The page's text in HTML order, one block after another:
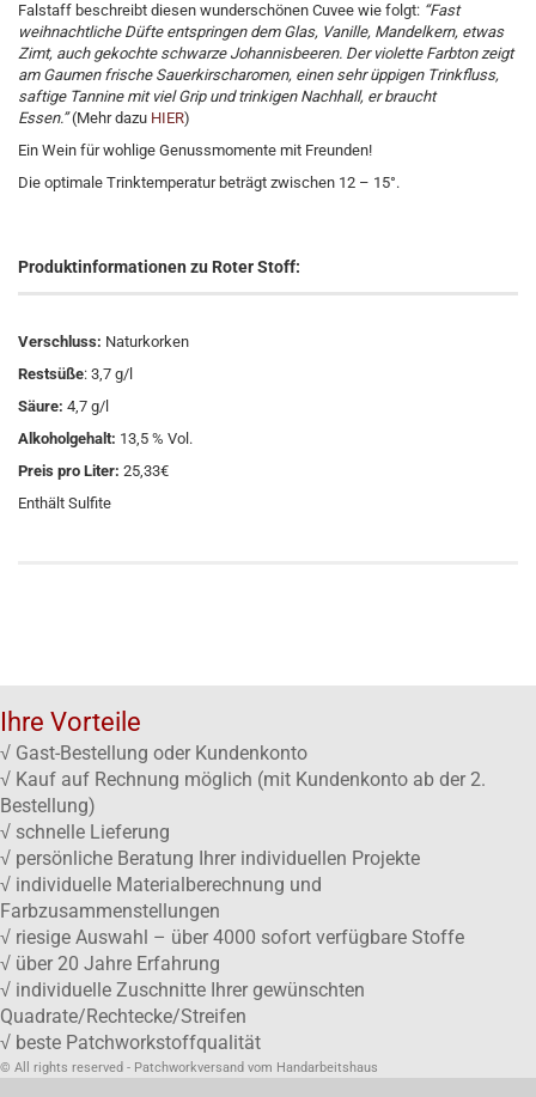
Falstaff beschreibt diesen wunderschönen Cuvee wie folgt: “Fast
weihnachtliche Düfte entspringen dem Glas, Vanille, Mandelkern, etwas
Zimt, auch gekochte schwarze Johannisbeeren. Der violette Farbton zeigt
am Gaumen frische Sauerkirscharomen, einen sehr üppigen Trinkfluss,
saftige Tannine mit viel Grip und trinkigen Nachhall, er braucht
Essen.”(Mehr dazu HIER)
Ein Wein für wohlige Genussmomente mit Freunden!
Die optimale Trinktemperatur beträgt zwischen 12 – 15°.
Produktinformationen zu Roter Stoff:
Verschluss: Naturkorken
Restsüße: 3,7 g/l
Säure: 4,7 g/l
Alkoholgehalt: 13,5 % Vol.
Preis pro Liter: 25,33€
Enthält Sulfite
Ihre Vorteile
√ Gast-Bestellung oder Kundenkonto
√ Kauf auf Rechnung möglich (mit Kundenkonto ab der 2.
Bestellung)
√ schnelle Lieferung
√ persönliche Beratung Ihrer individuellen Projekte
√ individuelle Materialberechnung und
Farbzusammenstellungen
√ riesige Auswahl – über 4000 sofort verfügbare Stoffe
√ über 20 Jahre Erfahrung
√ individuelle Zuschnitte Ihrer gewünschten
Quadrate/Rechtecke/Streifen
√ beste Patchworkstoffqualität
© All rights reserved - Patchworkversand vom Handarbeitshaus